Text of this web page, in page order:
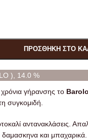
ΠΡΟΣΘΉΚΗ ΣΤΟ
), 14.0 %
γήρανσης το Barolo
συγκομιδή.
αντανακλάσεις.
δαμασκηνα και